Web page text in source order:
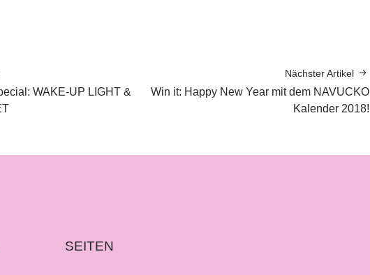
WAKE-UP LIGHT &
Nächster Artikel
Win it: Happy New Year mit dem NAVUCKO
Kalender 2018!
SEITEN